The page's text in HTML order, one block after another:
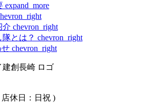
expand_more
介 chevron_right
とは？ chevron_right
せ chevron_right
店休日：日祝 )